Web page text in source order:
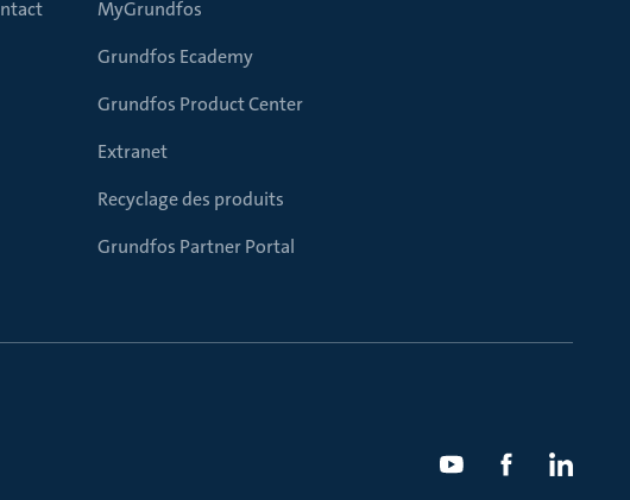
MyGrundfos
Grundfos Ecademy
Grundfos Product Center
Extranet
Recyclage des produits
Grundfos Partner Portal